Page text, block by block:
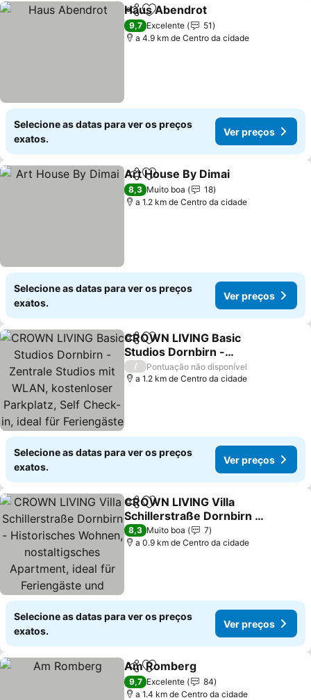
PartilharAdicionar aos favoritos
Haus Abendrot
9,7 Excelente
51
a 4.9 km de Centro da cidade
Selecione as datas para ver os preços
exatos.
Ver preços
PartilharAdicionar aos favoritos
Art House By Dimai
8,3 Muito boa
18
a 1.2 km de Centro da cidade
Selecione as datas para ver os preços
exatos.
Ver preços
PartilharAdicionar aos favoritos
CROWN LIVING Basic
Studios Dornbirn -
Zentrale Studios mit
WLAN, kostenloser
/
Pontuação não disponível
a 1.2 km de Centro da cidade
Selecione as datas para ver os preços
exatos.
Ver preços
PartilharAdicionar aos favoritos
CROWN LIVING Villa
Schillerstraße Dornbirn -
Historisches Wohnen,
nostaltigsches
Parkplatz, ze
8,3 Muito boa
7
a 0.9 km de Centro da cidade
Selecione as datas para ver os preços
exatos.
Ver preços
PartilharAdicionar aos favoritos
Am Romberg
9,7 Excelente
84
a 1.4 km de Centro da cidade